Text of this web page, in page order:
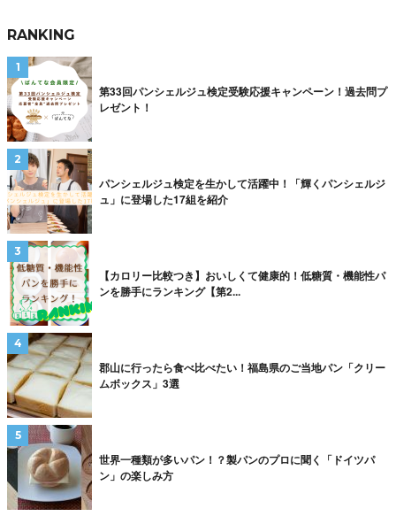
RANKING
第33回パンシェルジュ検定受験応援キャンペーン！過去問プ
レゼント！
パンシェルジュ検定を生かして活躍中！「輝くパンシェルジ
ュ」に登場した17組を紹介
【カロリー比較つき】おいしくて健康的！低糖質・機能性パ
ンを勝手にランキング【第2...
郡山に行ったら食べ比べたい！福島県のご当地パン「クリー
ムボックス」3選
世界一種類が多いパン！？製パンのプロに聞く「ドイツパ
ン」の楽しみ方